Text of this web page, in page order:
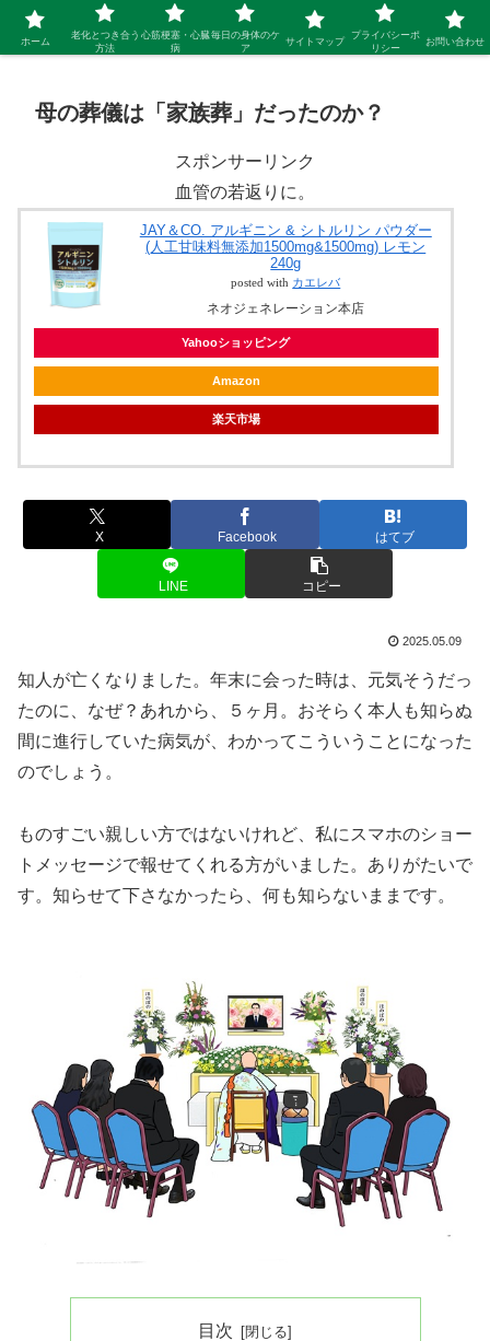
シニア 新しい人生を開拓するブログ
母の葬儀は「家族葬」だったのか？
スポンサーリンク
血管の若返りに。
JAY＆CO. アルギニン & シトルリン パウダー
(人工甘味料無添加1500mg&1500mg) レモン
240g
posted with カエレバ
ネオジェネレーション本店
Yahooショッピング
Amazon
楽天市場
X Facebook はてブ
LINE コピー
2025.05.09
知人が亡くなりました。年末に会った時は、元気そうだっ
たのに、なぜ？あれから、５ヶ月。おそらく本人も知らぬ
間に進行していた病気が、わかってこういうことになった
のでしょう。
ものすごい親しい方ではないけれど、私にスマホのショー
トメッセージで報せてくれる方がいました。ありがたいで
す。知らせて下さなかったら、何も知らないままです。
目次
ホーム
老化とつき合う
方法
心筋梗塞・心臓
病
毎日の身体のケ
ア
サイトマップ
プライバシーポ
リシー
お問い合わせ